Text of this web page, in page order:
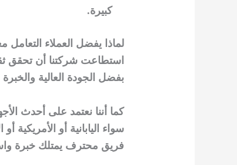
كبيرة.
لماذا يفضل العملاء التعامل
استطاعت شركتنا أن تحقق
بفضل الجودة العالية
كما أننا نعتمد على أحدث
سواء اليابانية أو الأمريكية
فريق محترف يمتلك خبرة